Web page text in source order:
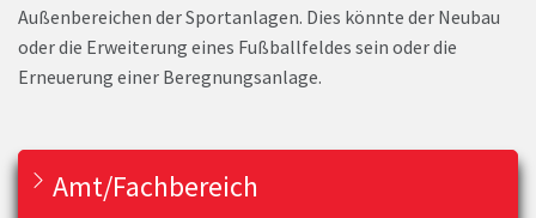
Außenbereichen der Sportanlagen. Dies könnte der Neubau
oder die Erweiterung eines Fußballfeldes sein oder die
Erneuerung einer Beregnungsanlage.
Amt/Fachbereich